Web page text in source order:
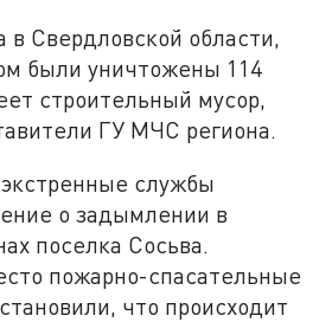
в Свердловской области,
были уничтожены 114
строительный мусор,
ГУ МЧС региона.
службы
о задымлении в
поселка Сосьва.
пожарно-спасательные
что происходит